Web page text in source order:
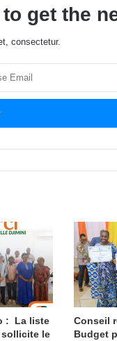
get the
consectetur.
: La liste
sollicite le
Conseil
Budget